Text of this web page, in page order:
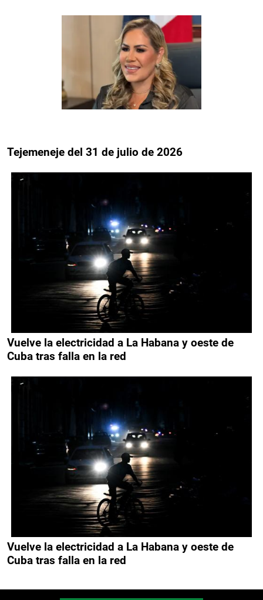
Tejemeneje del 31 de julio de 2026
Vuelve la electricidad a La Habana y oeste de
Cuba tras falla en la red
Vuelve la electricidad a La Habana y oeste de
Cuba tras falla en la red